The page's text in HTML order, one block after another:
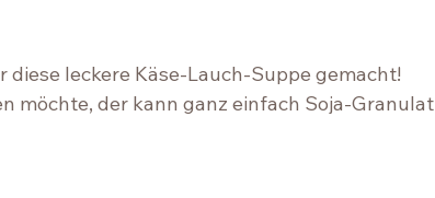
diese leckere Käse-Lauch-Suppe gemacht!
möchte, der kann ganz einfach Soja-Granulat